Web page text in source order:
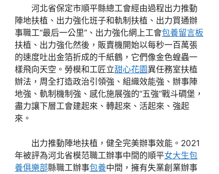
河北省保定市順平縣總工會經由過程出力推動
陣地扶植、出力強化班子和軌制扶植、出力買通辦
事職工“最后一公里”、出力強化網上工會包養留言板
扶植、出力強化然後，販賣機開始以每秒一百萬張
的速度吐出金箔折成的千紙鶴，它們像金色蝗蟲一
樣飛向天空。勞模和工匠立甜心花園 異任務室扶植
辦法，周全打造政治引領強、組織效能強、辦事陣
地強、軌制機制強、感化施展強的“五強”戰斗碉堡，
盡力讓下層工會建起來、轉起來、活起來、強起
來。
出力推動陣地扶植，健全完美辦事效能。2021
年被評為河北省模范職工辦事中間的順平女大生包
養俱樂部縣職工辦事包養中間，擁有失業創業辦事